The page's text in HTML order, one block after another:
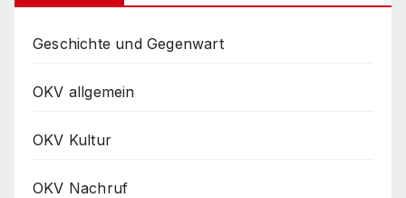
Geschichte und Gegenwart
OKV allgemein
OKV Kultur
OKV Nachruf